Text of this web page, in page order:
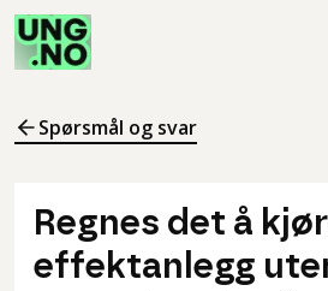
Spørsmål og svar
Regnes det å
effektanlegg